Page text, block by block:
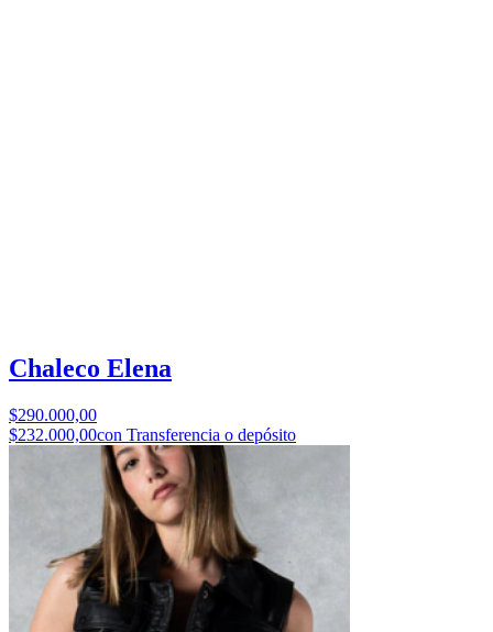
Chaleco Elena
$290.000,00
$232.000,00con Transferencia o depósito